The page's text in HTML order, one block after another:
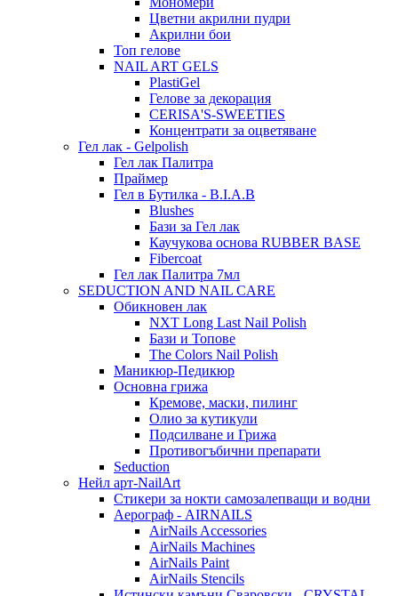
Цветни акрилни пудри
Акрилни бои
Топ гелове
NAIL ART GELS
PlastiGel
Гелове за декорация
CERISA'S-SWEETIES
Концентрати за оцветяване
Гел лак - Gelpolish
Гел лак Палитра
Праймер
Гел в Бутилка - B.I.A.B
Blushes
Бази за Гел лак
Каучукова основа RUBBER BASE
Fibercoat
Гел лак Палитра 7мл
SEDUCTION AND NAIL CARE
Обикновен лак
NXT Long Last Nail Polish
Бази и Топове
The Colors Nail Polish
Маникюр-Педикюр
Основна грижа
Кремове, маски, пилинг
Олио за кутикули
Подсилване и Грижа
Противогъбични препарати
Seduction
Нейл арт-NailArt
Стикери за нокти самозалепващи и водни
Аерограф - AIRNAILS
AirNails Accessories
AirNails Machines
AirNails Paint
AirNails Stencils